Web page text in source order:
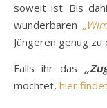
soweit ist. Bis
wunderbaren
Jüngeren genug
Falls ihr das
möchtet, hier